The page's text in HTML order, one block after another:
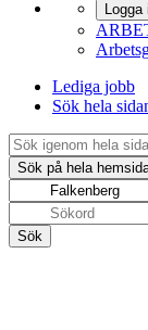
Logga
Lediga jobb
Sök hela